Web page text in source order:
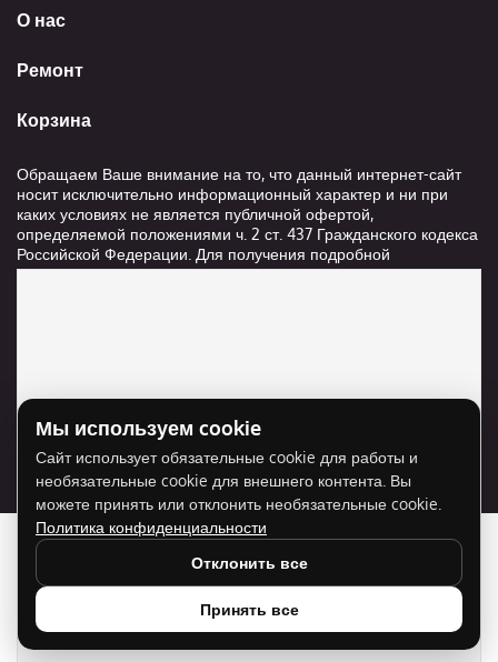
О нас
Ремонт
Корзина
Обращаем Ваше внимание на то, что данный интернет-сайт
носит исключительно информационный характер и ни при
каких условиях не является публичной офертой,
определяемой положениями ч. 2 ст. 437 Гражданского кодекса
Российской Федерации. Для получения подробной
информации о стоимости и сроках выполнения услуг,
Для отображения карты нужно разрешить
использование cookie для внешнего контента.
Разрешить cookie
Мы используем cookie
Сайт использует обязательные cookie для работы и
необязательные cookie для внешнего контента. Вы
можете принять или отклонить необязательные cookie.
Политика конфиденциальности
Отклонить все
Принять все